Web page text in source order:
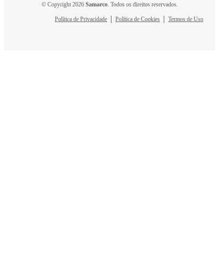
© Copyright 2026 Samarco. Todos os direitos reservados.
Política de Privacidade Política de Cookies Termos de Uso